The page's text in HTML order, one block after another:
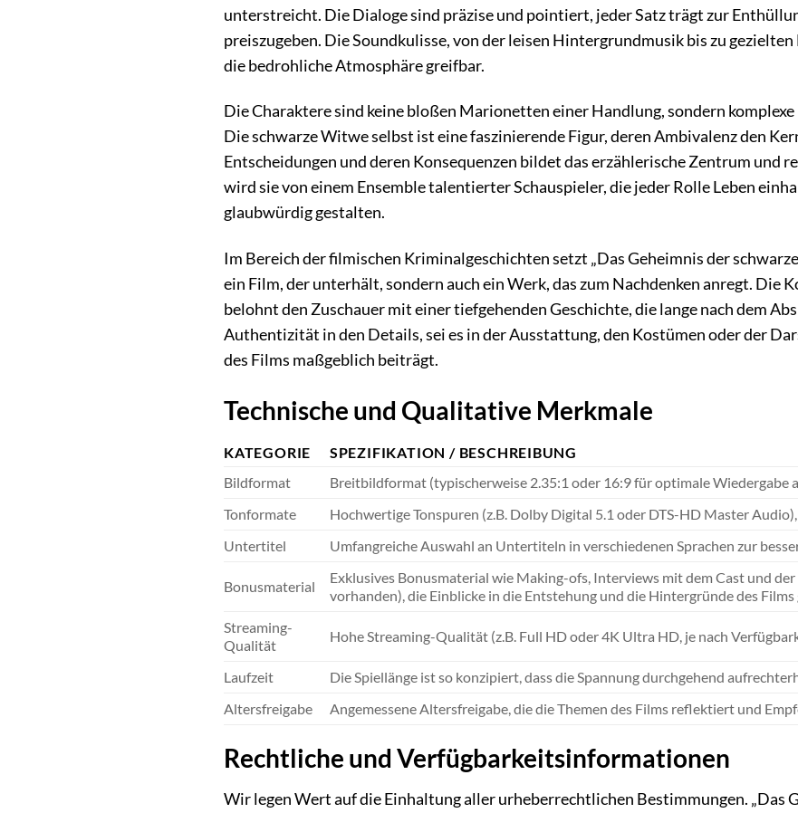
unterstreicht. Die Dialoge sind präzise und pointiert, jeder Satz trägt zur
preiszugeben. Die Soundkulisse, von der leisen Hintergrundmusik bis zu
die bedrohliche Atmosphäre greifbar.
Die Charaktere sind keine bloßen Marionetten einer Handlung, sondern
Die schwarze Witwe selbst ist eine faszinierende Figur, deren Ambivalenz den
Entscheidungen und deren Konsequenzen bildet das erzählerische Zentrum und
wird sie von einem Ensemble talentierter Schauspieler, die jeder Rolle Leben
glaubwürdig gestalten.
Im Bereich der filmischen Kriminalgeschichten setzt „Das Geheimnis der
ein Film, der unterhält, sondern auch ein Werk, das zum Nachdenken anregt.
belohnt den Zuschauer mit einer tiefgehenden Geschichte, die lange nach dem
Authentizität in den Details, sei es in der Ausstattung, den Kostümen oder der
des Films maßgeblich beiträgt.
Technische und Qualitative Merkmale
KATEGORIE
SPEZIFIKATION / BESCHREIBUNG
Bildformat
Breitbildformat (typischerweise 2.35:1 oder 16:9 für optimale Wiedergabe
Tonformate
Hochwertige Tonspuren (z.B. Dolby Digital 5.1 oder DTS-HD Master
Untertitel
Umfangreiche Auswahl an Untertiteln in verschiedenen Sprachen zur
Bonusmaterial
Exklusives Bonusmaterial wie Making-ofs, Interviews mit dem Cast und
vorhanden), die Einblicke in die Entstehung und die Hintergründe des Films
Streaming-
Qualität
Hohe Streaming-Qualität (z.B. Full HD oder 4K Ultra HD, je nach
Laufzeit
Die Spiellänge ist so konzipiert, dass die Spannung durchgehend
Altersfreigabe
Angemessene Altersfreigabe, die die Themen des Films reflektiert und
Rechtliche und Verfügbarkeitsinformationen
Wir legen Wert auf die Einhaltung aller urheberrechtlichen Bestimmungen. „Das